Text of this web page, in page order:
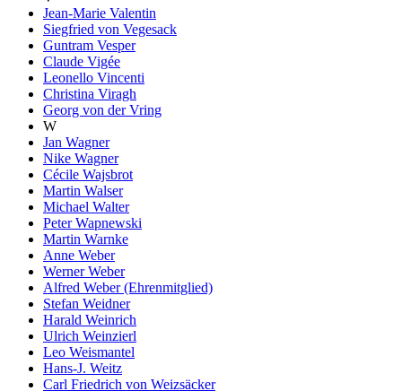
Jean-Marie Valentin
Siegfried von Vegesack
Guntram Vesper
Claude Vigée
Leonello Vincenti
Christina Viragh
Georg von der Vring
W
Jan Wagner
Nike Wagner
Cécile Wajsbrot
Martin Walser
Michael Walter
Peter Wapnewski
Martin Warnke
Anne Weber
Werner Weber
Alfred Weber (Ehrenmitglied)
Stefan Weidner
Harald Weinrich
Ulrich Weinzierl
Leo Weismantel
Hans-J. Weitz
Carl Friedrich von Weizsäcker